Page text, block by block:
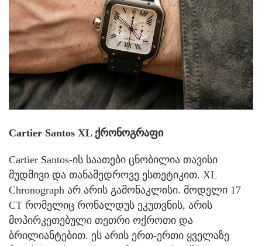
Cartier Santos XL ქრონოგრაფი
Cartier Santos-ის საათები ცნობილია თავისი
მუდმივი და თანამედროვე ესთეტიკით. XL
Chronograph არ არის გამონაკლისი. მოდელი 17
CT რომელიც რონალდუს ეკუთვნის, არის
მოპირკეთებული თეთრი ოქროთი და
ბრილიანტებით. ეს არის ერთ-ერთი ყველაზე